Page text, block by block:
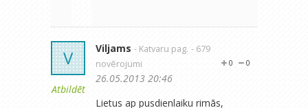
V
Atbildēt
Viljams - Katvaru pag. - 679
novērojumi
0
0
26.05.2013 20:46
Lietus ap pusdienlaiku rimās,